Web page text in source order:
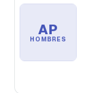
AP
HOMBRES